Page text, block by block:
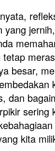
yang
tetap
besar,
dan
sering
kita